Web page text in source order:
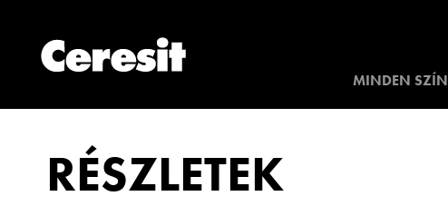
MINDEN SZÍN
RÉSZLETEK